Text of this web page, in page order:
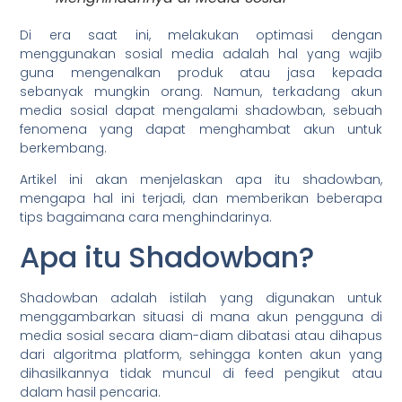
Di era saat ini, melakukan optimasi dengan
menggunakan sosial media adalah hal yang wajib
guna mengenalkan produk atau jasa kepada
sebanyak mungkin orang. Namun, terkadang akun
media sosial dapat mengalami shadowban, sebuah
fenomena yang dapat menghambat akun untuk
berkembang.
Artikel ini akan menjelaskan apa itu shadowban,
mengapa hal ini terjadi, dan memberikan beberapa
tips bagaimana cara menghindarinya.
Apa itu Shadowban?
Shadowban adalah istilah yang digunakan untuk
menggambarkan situasi di mana akun pengguna di
media sosial secara diam-diam dibatasi atau dihapus
dari algoritma platform, sehingga konten akun yang
dihasilkannya tidak muncul di feed pengikut atau
dalam hasil pencaria.